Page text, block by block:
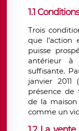
1.1
Trois
que l’action
puisse
antérieur à
suffisante.
janvier 2011
présence
de la maison
comme un